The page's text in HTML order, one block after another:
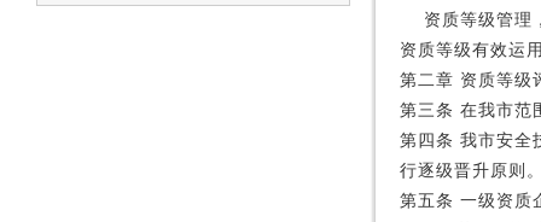
资质等级管理
资质等级有效运
第二章 资质等级
第三条 在我市范
第四条 我市安全
行逐级晋升原则
第五条 一级资质